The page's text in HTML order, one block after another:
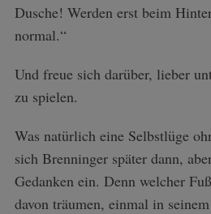
Dusche! Werden erst beim
normal.“
Und freue sich darüber, lieber
zu spielen.
Was natürlich eine Selbstlüge
sich Brenninger später dann,
Gedanken ein. Denn welcher
davon träumen, einmal in